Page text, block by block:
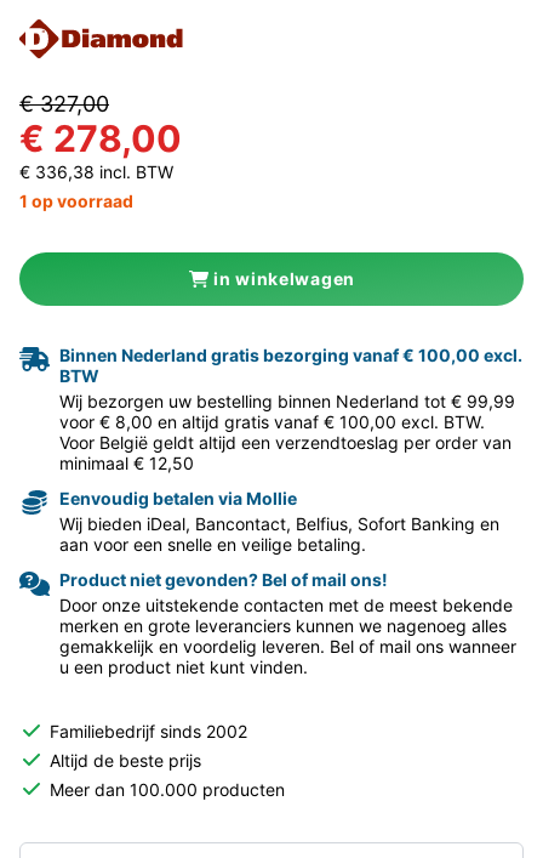
€ 327,00
€ 278,00
€ 336,38 incl. BTW
1 op voorraad
in winkelwagen
Binnen Nederland gratis bezorging vanaf € 100,00 excl.
BTW
Wij bezorgen uw bestelling binnen Nederland tot € 99,99
voor € 8,00 en altijd gratis vanaf € 100,00 excl. BTW.
Voor België geldt altijd een verzendtoeslag per order van
minimaal € 12,50
Eenvoudig betalen via Mollie
Wij bieden iDeal, Bancontact, Belfius, Sofort Banking en
aan voor een snelle en veilige betaling.
Product niet gevonden? Bel of mail ons!
Door onze uitstekende contacten met de meest bekende
merken en grote leveranciers kunnen we nagenoeg alles
gemakkelijk en voordelig leveren. Bel of mail ons wanneer
u een product niet kunt vinden.
Familiebedrijf sinds 2002
Altijd de beste prijs
Meer dan 100.000 producten